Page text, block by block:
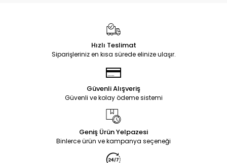
Plastik açma aparatı veya ince plastik kart
Antistatik bileklik (isteğe bağlı, statik elektrikten
Adım Adım Ekran
Değişimi
1. Dizüstü Bilgisayarı
Hızlı Teslimat
Siparişleriniz en kısa sürede elinize ulaşır.
Güvenli Alışveriş
Güvenli ve kolay ödeme sistemi
Geniş Ürün Yelpazesi
Binlerce ürün ve kampanya seçeneği